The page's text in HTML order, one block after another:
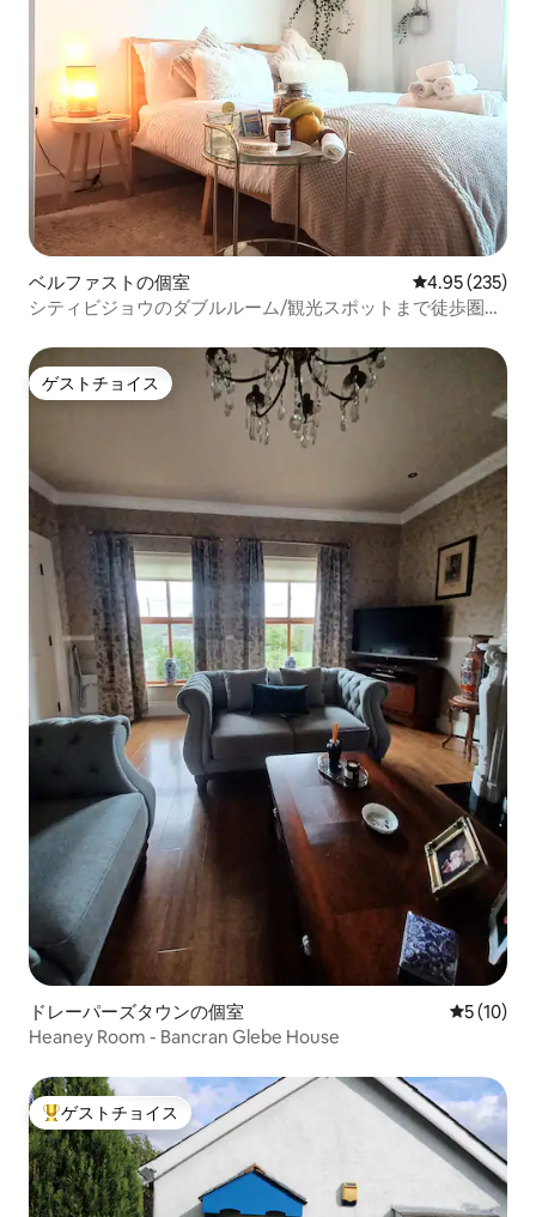
ベルファストの個室 レビュー235
4.95 (235)
シティビジョウのダブルルーム/観光スポットまで徒歩圏
ゲストチョイス
ゲストチョイス
ドレーパーズタウンの個室 レビュー
5 (10)
Heaney Room - Bancran Glebe House
大好評のゲストチョイスです。
ゲストチョイス